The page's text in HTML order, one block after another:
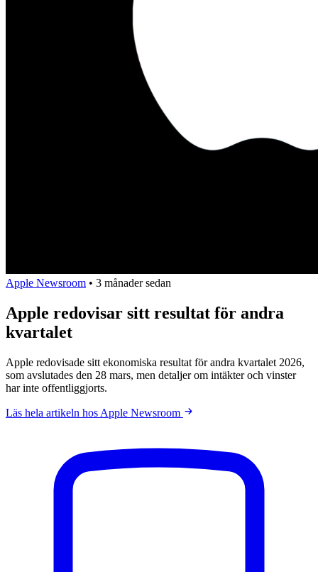
Apple Newsroom • 3 månader sedan
Apple redovisar sitt resultat för andra
kvartalet
Apple redovisade sitt ekonomiska resultat för andra kvartalet 2026,
som avslutades den 28 mars, men detaljer om intäkter och vinster
har inte offentliggjorts.
Läs hela artikeln hos Apple Newsroom